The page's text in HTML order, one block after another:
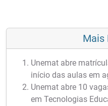
Mais
Unemat abre
início das aulas em
Unemat abre 10
em Tecnologias